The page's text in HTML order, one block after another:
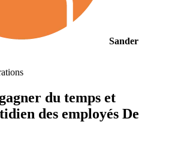
Sander
du temps et
des employés De